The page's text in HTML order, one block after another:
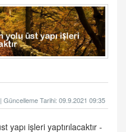
Tarihi: 09.9.2021 09:35
işleri yaptırılacaktır -